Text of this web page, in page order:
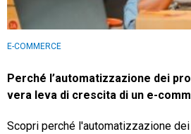
E-COMMERCE
Perché l’automatizzazione dei
vera leva di crescita di un e-
Scopri perché l'automatizzazione